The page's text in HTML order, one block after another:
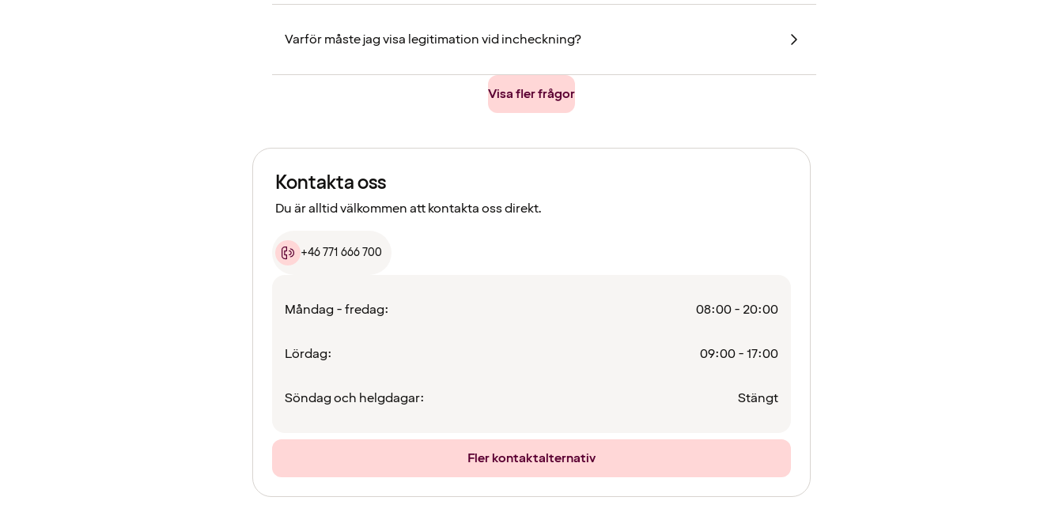
Varför måste jag visa legitimation vid incheckning?
Visa fler frågor
Kontakta oss
Du är alltid välkommen att kontakta oss direkt.
+46 771 666 700
Måndag - fredag: 08:00 - 20:00
Lördag: 09:00 - 17:00
Söndag och helgdagar: Stängt
Fler kontaktalternativ